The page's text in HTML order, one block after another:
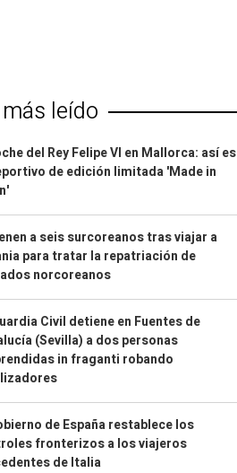
leído
del Rey Felipe VI en Mallorca: así es
de edición limitada 'Made in
a seis surcoreanos tras viajar a
para tratar la repatriación de
norcoreanos
Civil detiene en Fuentes de
(Sevilla) a dos personas
in fraganti robando
de España restablece los
fronterizos a los viajeros
de Italia